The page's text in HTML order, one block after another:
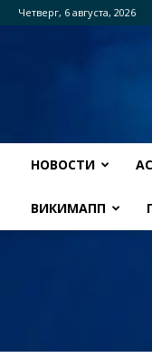
Четверг, 6 августа, 2026
НОВОСТИ
ВИКИМАПП